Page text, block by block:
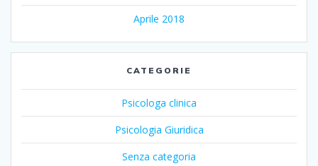
Aprile 2018
CATEGORIE
Psicologa clinica
Psicologia Giuridica
Senza categoria